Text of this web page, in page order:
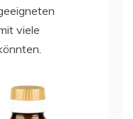
viele